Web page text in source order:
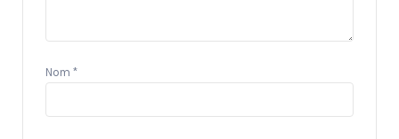
Nom *